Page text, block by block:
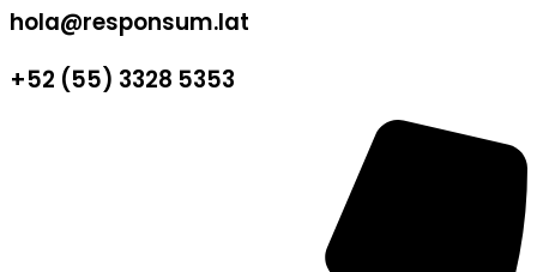
hola@responsum.lat
+52 (55) 3328 5353